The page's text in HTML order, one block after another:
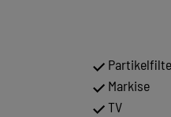
Markise
TV